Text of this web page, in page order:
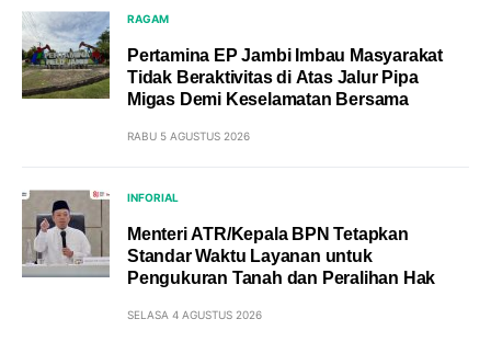
RAGAM
Pertamina EP Jambi Imbau Masyarakat
Tidak Beraktivitas di Atas Jalur Pipa
Migas Demi Keselamatan Bersama
RABU 5 AGUSTUS 2026
INFORIAL
Menteri ATR/Kepala BPN Tetapkan
Standar Waktu Layanan untuk
Pengukuran Tanah dan Peralihan Hak
SELASA 4 AGUSTUS 2026